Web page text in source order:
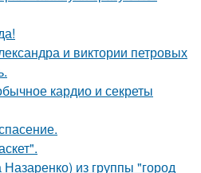
и виктории петровых
кардио и секреты
из группы "город